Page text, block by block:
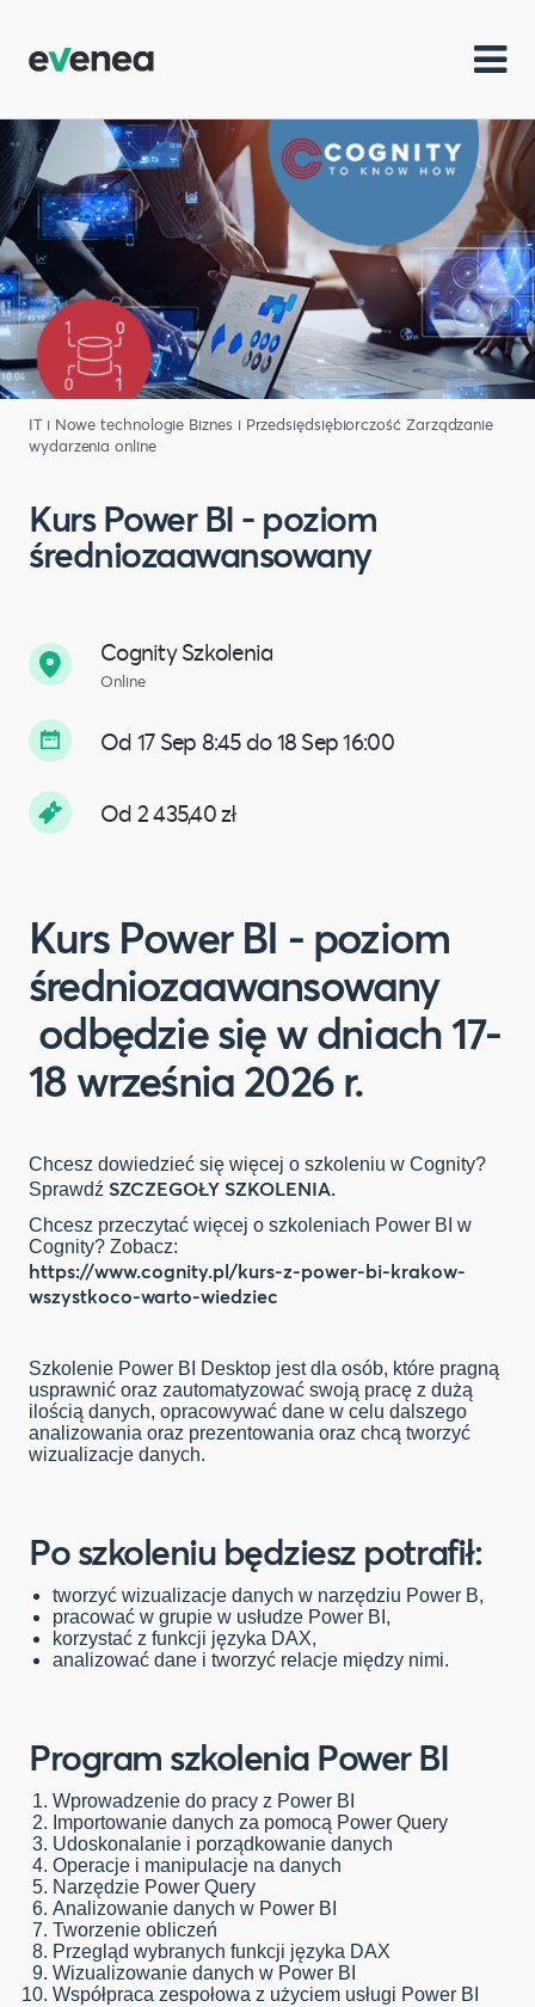
IT i Nowe technologie Biznes i Przedsiędsiębiorczość Zarządzanie
wydarzenia online
Kurs Power BI - poziom
średniozaawansowany
Cognity Szkolenia
Online
Od 17 Sep 8:45 do 18 Sep 16:00
Od 2 435,40 zł
Kurs Power BI - poziom
średniozaawansowany
odbędzie się w dniach 17-
18 września 2026 r.
Chcesz dowiedzieć się więcej o szkoleniu w Cognity?
Sprawdź SZCZEGOŁY SZKOLENIA.
Chcesz przeczytać więcej o szkoleniach Power BI w
Cognity? Zobacz:
https://www.cognity.pl/kurs-z-power-bi-krakow-
wszystkoco-warto-wiedziec
Szkolenie Power BI Desktop jest dla osób, które pragną
usprawnić oraz zautomatyzować swoją pracę z dużą
ilością danych, opracowywać dane w celu dalszego
analizowania oraz prezentowania oraz chcą tworzyć
wizualizacje danych.
Po szkoleniu będziesz potrafił:
tworzyć wizualizacje danych w narzędziu Power B,
pracować w grupie w usłudze Power BI,
korzystać z funkcji języka DAX,
analizować dane i tworzyć relacje między nimi.
Program szkolenia Power BI
Wprowadzenie do pracy z Power BI
Importowanie danych za pomocą Power Query
Udoskonalanie i porządkowanie danych
Operacje i manipulacje na danych
Narzędzie Power Query
Analizowanie danych w Power BI
Tworzenie obliczeń
Przegląd wybranych funkcji języka DAX
Wizualizowanie danych w Power BI
Współpraca zespołowa z użyciem usługi Power BI